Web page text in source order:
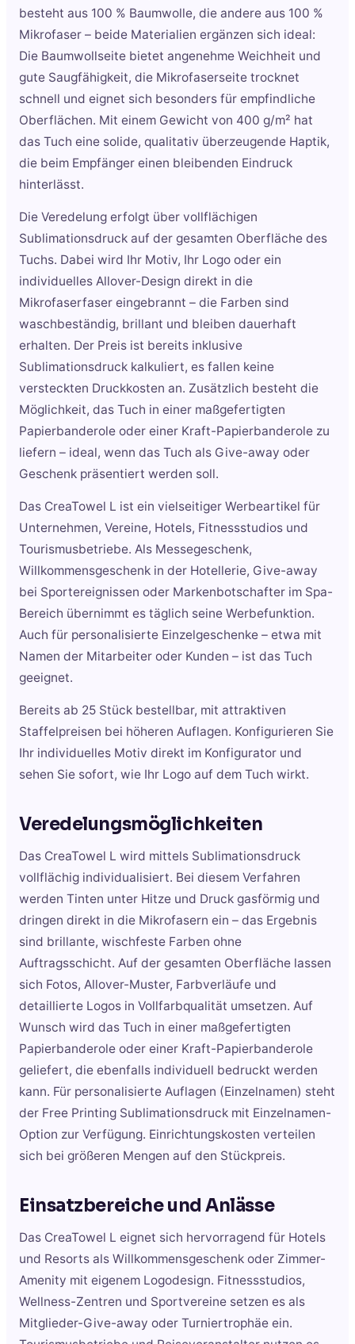
besteht aus 100 % Baumwolle, die andere aus 100 %
Mikrofaser – beide Materialien ergänzen sich ideal:
Die Baumwollseite bietet angenehme Weichheit und
gute Saugfähigkeit, die Mikrofaserseite trocknet
schnell und eignet sich besonders für empfindliche
Oberflächen. Mit einem Gewicht von 400 g/m² hat
das Tuch eine solide, qualitativ überzeugende Haptik,
die beim Empfänger einen bleibenden Eindruck
hinterlässt.
Die Veredelung erfolgt über vollflächigen
Sublimationsdruck auf der gesamten Oberfläche des
Tuchs. Dabei wird Ihr Motiv, Ihr Logo oder ein
individuelles Allover-Design direkt in die
Mikrofaserfaser eingebrannt – die Farben sind
waschbeständig, brillant und bleiben dauerhaft
erhalten. Der Preis ist bereits inklusive
Sublimationsdruck kalkuliert, es fallen keine
versteckten Druckkosten an. Zusätzlich besteht die
Möglichkeit, das Tuch in einer maßgefertigten
Papierbanderole oder einer Kraft-Papierbanderole zu
liefern – ideal, wenn das Tuch als Give-away oder
Geschenk präsentiert werden soll.
Das CreaTowel L ist ein vielseitiger Werbeartikel für
Unternehmen, Vereine, Hotels, Fitnessstudios und
Tourismusbetriebe. Als Messegeschenk,
Willkommensgeschenk in der Hotellerie, Give-away
bei Sportereignissen oder Markenbotschafter im Spa-
Bereich übernimmt es täglich seine Werbefunktion.
Auch für personalisierte Einzelgeschenke – etwa mit
Namen der Mitarbeiter oder Kunden – ist das Tuch
geeignet.
Bereits ab 25 Stück bestellbar, mit attraktiven
Staffelpreisen bei höheren Auflagen. Konfigurieren Sie
Ihr individuelles Motiv direkt im Konfigurator und
sehen Sie sofort, wie Ihr Logo auf dem Tuch wirkt.
Veredelungsmöglichkeiten
Das CreaTowel L wird mittels Sublimationsdruck
vollflächig individualisiert. Bei diesem Verfahren
werden Tinten unter Hitze und Druck gasförmig und
dringen direkt in die Mikrofasern ein – das Ergebnis
sind brillante, wischfeste Farben ohne
Auftragsschicht. Auf der gesamten Oberfläche lassen
sich Fotos, Allover-Muster, Farbverläufe und
detaillierte Logos in Vollfarbqualität umsetzen. Auf
Wunsch wird das Tuch in einer maßgefertigten
Papierbanderole oder einer Kraft-Papierbanderole
geliefert, die ebenfalls individuell bedruckt werden
kann. Für personalisierte Auflagen (Einzelnamen) steht
der Free Printing Sublimationsdruck mit Einzelnamen-
Option zur Verfügung. Einrichtungskosten verteilen
sich bei größeren Mengen auf den Stückpreis.
Einsatzbereiche und Anlässe
Das CreaTowel L eignet sich hervorragend für Hotels
und Resorts als Willkommensgeschenk oder Zimmer-
Amenity mit eigenem Logodesign. Fitnessstudios,
Wellness-Zentren und Sportvereine setzen es als
Mitglieder-Give-away oder Turniertrophäe ein.